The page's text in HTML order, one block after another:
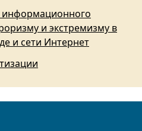
и экстремизму в
и сети Интернет